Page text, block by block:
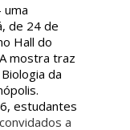
uma
de 24 de
Hall do
mostra traz
da
estudantes
convidados a